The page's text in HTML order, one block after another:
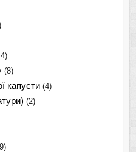
(8)
капусти (4)
(2)